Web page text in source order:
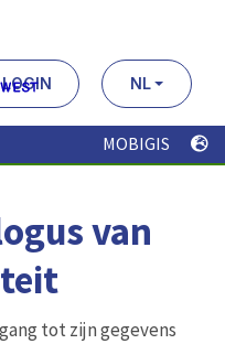
LOGIN NL
MOBIGIS
van
tot zijn gegevens